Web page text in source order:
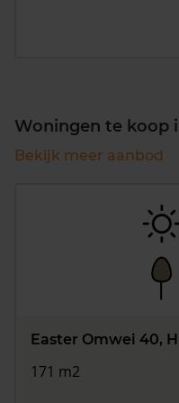
Woningen te koop
Bekijk meer aanbod
Easter Omwei 40,
171 m2